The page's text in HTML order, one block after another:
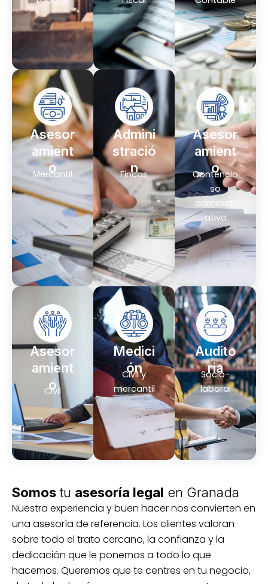
Asesor
amient
o
Mercantil
Admini
stració
n
Fincas
Asesor
amient
o
Contencio
so
administr
ativo
Asesor
amient
o
Civil
Medici
ón
Civil y
mercantil
Audito
ria
Socio-
laboral
Somostu asesoría legal en Granada
Nuestra experiencia y buen hacer nos convierten en
una asesoría de referencia. Los clientes valoran
sobre todo el trato cercano, la confianza y la
dedicación que le ponemos a todo lo que
hacemos. Queremos que te centres en tu negocio,